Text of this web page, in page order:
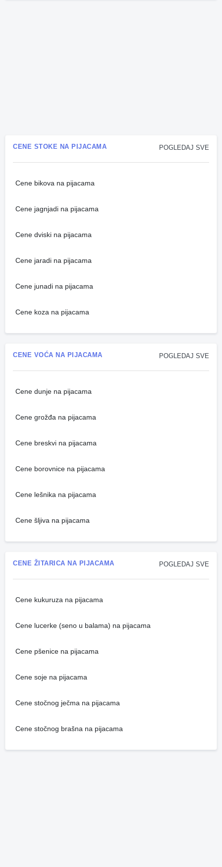
POGLEDAJ SVE
CENE STOKE NA PIJACAMA
Cene bikova na pijacama
Cene jagnjadi na pijacama
Cene dviski na pijacama
Cene jaradi na pijacama
Cene junadi na pijacama
Cene koza na pijacama
POGLEDAJ SVE
CENE VOĆA NA PIJACAMA
Cene dunje na pijacama
Cene grožđa na pijacama
Cene breskvi na pijacama
Cene borovnice na pijacama
Cene lešnika na pijacama
Cene šljiva na pijacama
POGLEDAJ SVE
CENE ŽITARICA NA PIJACAMA
Cene kukuruza na pijacama
Cene lucerke (seno u balama) na pijacama
Cene pšenice na pijacama
Cene soje na pijacama
Cene stočnog ječma na pijacama
Cene stočnog brašna na pijacama